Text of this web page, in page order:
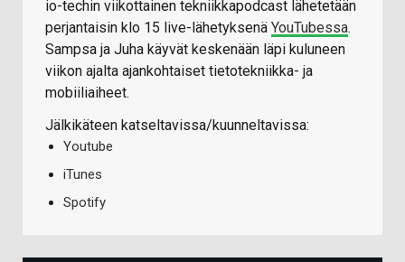
io-techin viikottainen tekniikkapodcast lähetetään
perjantaisin klo 15 live-lähetyksenä YouTubessa.
Sampsa ja Juha käyvät keskenään läpi kuluneen
viikon ajalta ajankohtaiset tietotekniikka- ja
mobiiliaiheet.
Jälkikäteen katseltavissa/kuunneltavissa:
Youtube
iTunes
Spotify